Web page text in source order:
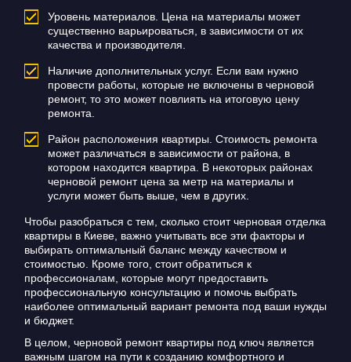
Уровень материалов. Цена на материалы может
существенно варьироваться, в зависимости от их
качества и производителя.
Наличие дополнительных услуг. Если вам нужно
провести работы, которые не включены в черновой
ремонт, то это может повлиять на итоговую цену
ремонта.
Район расположения квартиры. Стоимость ремонта
может различаться в зависимости от района, в
котором находится квартира. В некоторых районах
черновой ремонт цена за метр на материалы и
услуги может быть выше, чем в других.
Чтобы разобраться с тем, сколько стоит черновая отделка
квартиры в Киеве, важно учитывать все эти факторы и
выбирать оптимальный баланс между качеством и
стоимостью. Кроме того, стоит обратиться к
профессионалам, которые могут предоставить
профессиональную консультацию и помочь выбрать
наиболее оптимальный вариант ремонта под ваши нужды
и бюджет.
В целом, черновой ремонт квартиры под ключ является
важным шагом на пути к созданию комфортного и